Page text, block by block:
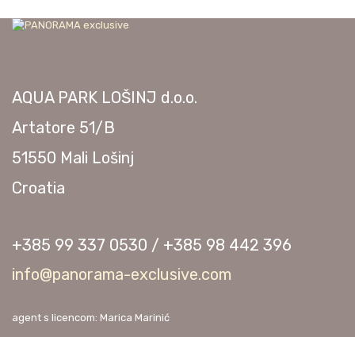
AQUA PARK LOŠINJ d.o.o.
Artatore 51/B
51550 Mali Lošinj
Croatia
+385 99 337 0530 / +385 98 442 396
info@panorama-exclusive.com
agent s licencom: Marica Marinić